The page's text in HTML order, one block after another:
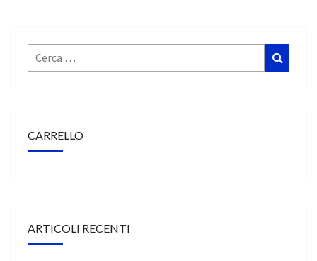
Cerca:
CARRELLO
ARTICOLI RECENTI